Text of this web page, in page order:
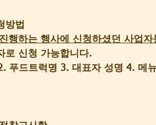
방법
행하는 행사에 신청하셨던 사업자
로 신청 가능합니다.
푸드트럭명 3. 대표자 성명 4. 메